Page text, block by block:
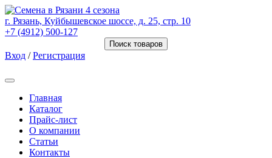
г. Рязань, Куйбышевское шоссе, д. 25, стр. 10
+7 (4912) 500-127
Поиск товаров
Вход /Регистрация
Главная
Каталог
Прайс-лист
О компании
Статьи
Контакты